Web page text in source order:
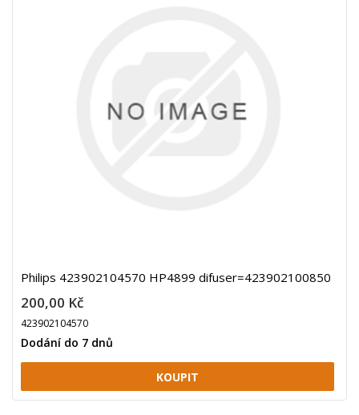
Philips 423902104570 HP4899 difuser=423902100850
200,00 Kč
423902104570
Dodání do 7 dnů